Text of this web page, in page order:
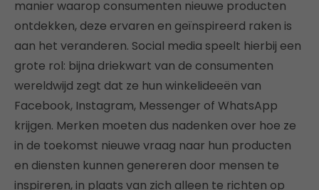
manier waarop consumenten nieuwe producten
ontdekken, deze ervaren en geïnspireerd raken is
aan het veranderen. Social media speelt hierbij een
grote rol: bijna driekwart van de consumenten
wereldwijd zegt dat ze hun winkelideeën van
Facebook, Instagram, Messenger of WhatsApp
krijgen. Merken moeten dus nadenken over hoe ze
in de toekomst nieuwe vraag naar hun producten
en diensten kunnen genereren door mensen te
inspireren, in plaats van zich alleen te richten op